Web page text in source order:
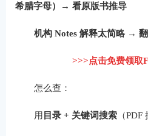
希腊字母）→ 看原版书推导
机构 Notes 解释太简略 →
>>>点击免费领取
怎么查：
用 目录 + 关键词搜索（PDF